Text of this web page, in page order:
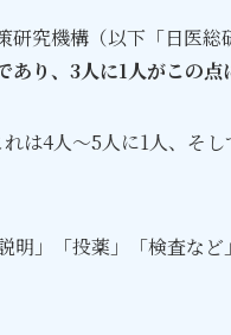
研究機構（以下「日医総
あり、3人に1人がこの点
は4人～5人に1人、そ
明」「投薬」「検査な